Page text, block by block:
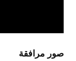
صور مرافقة